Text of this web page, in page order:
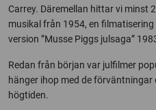
Carrey. Däremellan hittar vi minst
musikal från 1954, en
version ”Musse Piggs julsaga”
Redan från början var julfilmer
hänger ihop med de förväntningar
högtiden.